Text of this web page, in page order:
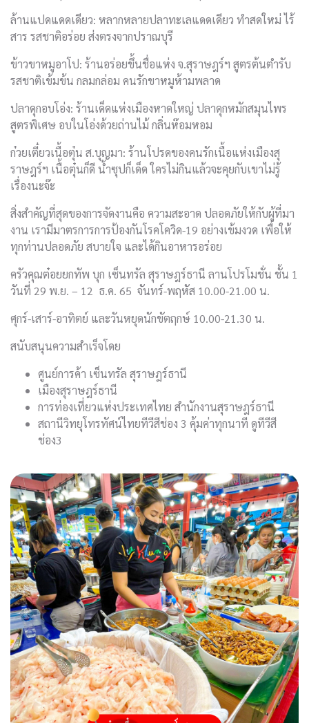
ล้านแปดแดดเดียว: หลากหลายปลาทะเลแดดเดียว ทำสดใหม่ ไร้
สาร รสชาติอร่อย ส่งตรงจากปราณบุรี
ข้าวขาหมูอาโป: ร้านอร่อยขึ้นชื่อแห่ง จ.สุราษฎร์ฯ สูตรต้นตำรับ
รสชาติเข้มข้น กลมกล่อม คนรักขาหมูห้ามพลาด
ปลาดุกอบโอ่ง: ร้านเด็ดแห่งเมืองหาดใหญ่ ปลาดุกหมักสมุนไพร
สูตรพิเศษ อบในโอ่งด้วยถ่านไม้ กลิ่นห๊อมหอม
ก๋วยเตี๋ยวเนื้อตุ๋น ส.บุญมา: ร้านโปรดของคนรักเนื้อแห่งเมืองสุ
ราษฎร์ฯ เนื้อตุ๋นก็ดี น้ำซุปก็เด็ด ใครไม่กินแล้วจะคุยกับเขาไม่รู้
เรื่องนะจ๊ะ
สิ่งสำคัญที่สุดของการจัดงานคือ ความสะอาด ปลอดภัยให้กับผู้ที่มา
งาน เรามีมาตรการการป้องกันโรคโควิด-19 อย่างเข้มงวด เพื่อให้
ทุกท่านปลอดภัย สบายใจ และได้กินอาหารอร่อย
ครัวคุณต๋อยยกทัพ บุก เซ็นทรัล สุราษฎร์ธานี ลานโปรโมชั่น ชั้น 1
วันที่ 29 พ.ย. – 12 ธ.ค. 65 จันทร์-พฤหัส 10.00-21.00 น.
ศุกร์-เสาร์-อาทิตย์ และวันหยุดนักขัตฤกษ์ 10.00-21.30 น.
สนับสนุนความสำเร็จโดย
ศูนย์การค้า เซ็นทรัล สุราษฎร์ธานี
เมืองสุราษฎร์ธานี
การท่องเที่ยวแห่งประเทศไทย สำนักงานสุราษฎร์ธานี
สถานีวิทยุโทรทัศน์ไทยทีวีสีช่อง 3 คุ้มค่าทุกนาที ดูทีวีสี
ช่อง3